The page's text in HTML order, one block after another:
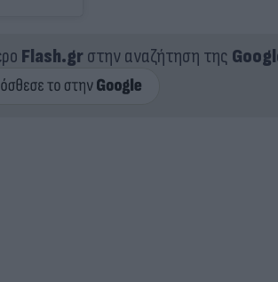
Flash.grστην αναζήτηση της